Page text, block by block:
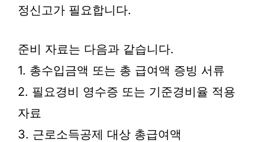
정신고가 필요합니다.
준비 자료는 다음과 같습니다.
1. 총수입금액 또는 총 급여액 증빙 서류
2. 필요경비 영수증 또는 기준경비율 적용
자료
3. 근로소득공제 대상 총급여액